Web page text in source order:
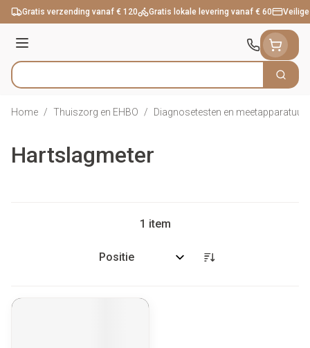
Ga naar de inhoud
Gratis verzending vanaf € 120 Gratis lokale levering vanaf € 60
Menu
Product, merk, categorie... Zoek
Home / Thuiszorg en EHBO / Diagnosetesten en meetapparatuur
Hartslagmeter
1 item
Sorteer op: